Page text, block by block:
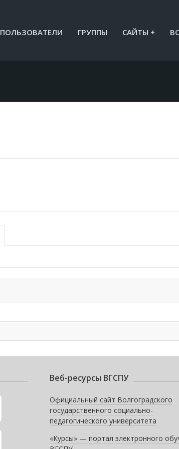
ПОЛЬЗОВАТЕЛИ ГРУППЫ САЙТЫ +
Веб-ресурсы ВГСПУ
Официальный сайт Волгоградского
государственного социально-
педагогического университета
«Курсы» — портал электронного